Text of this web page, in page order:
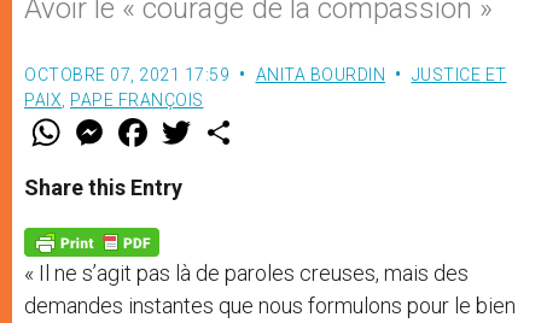
Avoir le « courage de la compassion »
OCTOBRE 07, 2021 17:59 ANITA BOURDIN
JUSTICE ET
PAIX PAPE FRANÇOIS
W
t
s
p
p
M
e
s
e
g
e
r
F
a
e
b
o
k
w
Share this Entry
« Il ne s’agit pas là de paroles creuses, mais des
demandes instantes que nous formulons pour le bien